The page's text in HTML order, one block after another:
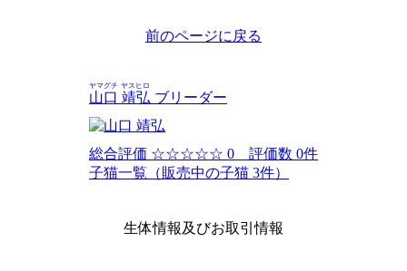
前のページに戻る
山口 靖弘
ヤマグチ ヤスヒロ
ブリーダー
総合評価 ☆☆☆☆☆ 0 評価数 0件
子猫一覧（販売中の子猫 3件）
生体情報及びお取引情報